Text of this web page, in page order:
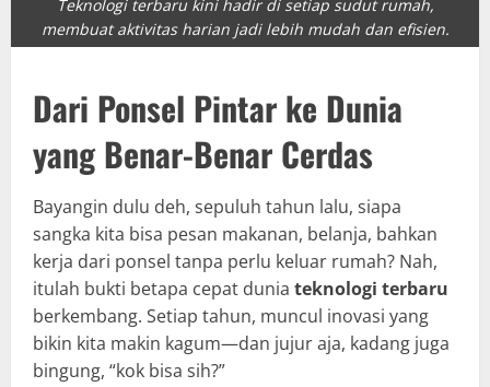
Teknologi terbaru kini hadir di setiap sudut rumah,
membuat aktivitas harian jadi lebih mudah dan efisien.
Dari Ponsel Pintar ke Dunia
yang Benar-Benar Cerdas
Bayangin dulu deh, sepuluh tahun lalu, siapa
sangka kita bisa pesan makanan, belanja, bahkan
kerja dari ponsel tanpa perlu keluar rumah? Nah,
itulah bukti betapa cepat dunia teknologi terbaru
berkembang. Setiap tahun, muncul inovasi yang
bikin kita makin kagum—dan jujur aja, kadang juga
bingung, “kok bisa sih?”